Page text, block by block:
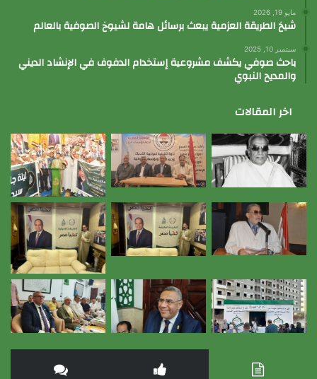
مايو 19, 2026
شيخ الطريقة العزمية يبعث برسائل هامة لشيوخ الصوفية بالعالم
سبتمبر 10, 2025
باحث صوفي يكشف مشروعية إستخدام الدفوف في الإنشاد الديني
والمديح النبوي
اخر المقالات